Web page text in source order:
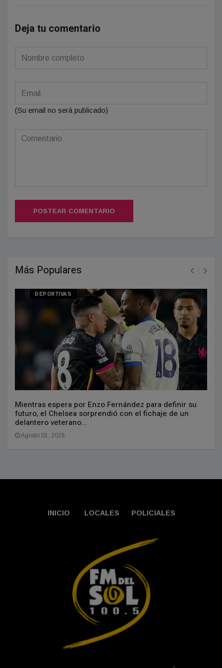
Deja tu comentario
(Su email no será publicado)
POSTEAR COMENTARIO
Más Populares
DEPORTIVAS
Mientras espera por Enzo Fernández para definir su
futuro, el Chelsea sorprendió con el fichaje de un
delantero veterano...
Agosto 01, 2026
INICIO LOCALES POLICIALES